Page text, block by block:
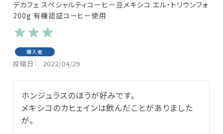
デカフェ スペシャルティコーヒー豆メキシコ エル・トリウンフォ
200g 有機認証コーヒー使用
購入者
投稿日 2022/04/29
ホンジュラスのほうが好みです。
メキシコのカヒェインは飲んだことがありました
が。